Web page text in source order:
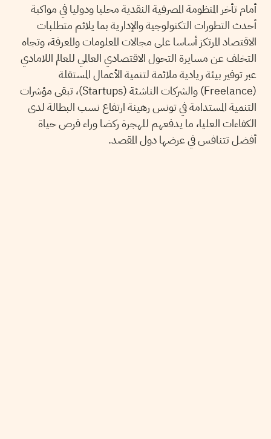
أمام تأخر المنظومة المصرفية النقدية محليا ودوليا في مواكبة
أحدث التطورات التكنولوجية والإدارية بما يلائم متطلبات
الاقتصاد المرتكز أساسا على مجالات المعلومات والمعرفة، وتجاه
التخلف عن مسايرة التحول الاقتصادي العالمي للعالم اللامادي
عبر توفير بيئة ريادية ملائمة لتنمية الأعمال المستقلة
(Freelance) والشركات الناشئة (Startups)، تبقى مؤشرات
التنمية المستدامة في تونس رهينة ارتفاع نسب البطالة لدى
الكفاءات العليا، ما يدفعهم للهجرة ركضا وراء فرص حياة
أفضل تتنافس في عرضها دول المقصد.